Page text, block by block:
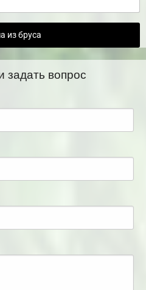
из бруса
задать вопрос